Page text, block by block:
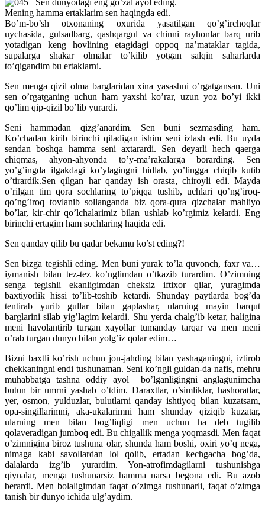
Sen dunyodagi eng go’zal ayol eding.
Mening hamma ertaklarim sen haqingda edi.
Bo’m-bo’sh otxonaning oxurida yasatilgan qo’g’irchoqlar
uychasida, gulsadbarg, qashqargul va chinni rayhonlar barq urib
yotadigan keng hovlining etagidagi oppoq na’mataklar tagida,
supalarga shakar olmalar to’kilib yotgan salqin saharlarda
to’qigandim bu ertaklarni.
Sen menga qizil olma barglaridan xina yasashni o’rgatgansan. Uni
sen o’rgatganing uchun ham yaxshi ko’rar, uzun yoz bo’yi ikki
qo’lim qip-qizil bo’lib yurardi.
Seni hammadan qizg’anardim. Sen buni sezmasding ham.
Ko’chadan kirib birinchi qiladigan ishim seni izlash edi. Bu uyda
sendan boshqa hamma seni axtarardi. Sen deyarli hech qaerga
chiqmas, ahyon-ahyonda to’y-ma’rakalarga borarding. Sen
yo’g’ingda ilgakdagi ko’ylagingni hidlab, yo’lingga chiqib kutib
o’tirardik.Sen qilgan har qanday ish orasta, chiroyli edi. Mayda
o’rilgan tim qora sochlaring to’piqqa tushib, uchlari qo’ng’iroq-
qo’ng’iroq tovlanib sollanganda biz qora-qura qizchalar mahliyo
bo’lar, kir-chir qo’lchalarimiz bilan ushlab ko’rgimiz kelardi. Eng
birinchi ertagim ham sochlaring haqida edi.
Sen qanday qilib bu qadar bekamu ko’st eding?!
Sen bizga tegishli eding. Men buni yurak to’la quvonch, faxr va…
iymanish bilan tez-tez ko’nglimdan o’tkazib turardim. O’zimning
senga tegishli ekanligimdan cheksiz iftixor qilar, yuragimda
baxtiyorlik hissi to’lib-toshib ketardi. Shunday paytlarda bog’da
tentirab yurib gullar bilan gaplashar, ularning mayin barqut
barglarini silab yig’lagim kelardi. Shu yerda chalg’ib ketar, haligina
meni havolantirib turgan xayollar tumanday tarqar va men meni
o’rab turgan dunyo bilan yolg’iz qolar edim…
Bizni baxtli ko’rish uchun jon-jahding bilan yashaganingni, iztirob
chekkaningni endi tushunaman. Seni ko’ngli guldan-da nafis, mehru
muhabbatga tashna oddiy ayol bo’lganligingni anglagunimcha
butun bir umrni yashab o’tdim. Daraxtlar, o’simliklar, hashoratlar,
yer, osmon, yulduzlar, bulutlarni qanday ishtiyoq bilan kuzatsam,
opa-singillarimni, aka-ukalarimni ham shunday qiziqib kuzatar,
ularning men bilan bog’liqligi men uchun ha deb tugilib
qolaveradigan jumboq edi. Bu chigallik menga yoqmasdi. Men faqat
o’zimnigina biroz tushuna olar, shunda ham boshi, oxiri yo’q nega,
nimaga kabi savollardan lol qolib, ertadan kechgacha bog’da,
dalalarda izg’ib yurardim. Yon-atrofimdagilarni tushunishga
qiynalar, menga tushunarsiz hamma narsa begona edi. Bu azob
berardi. Men bolaligimdan faqat o’zimga tushunarli, faqat o’zimga
tanish bir dunyo ichida ulg’aydim.